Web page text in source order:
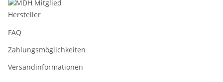
Hersteller
FAQ
Zahlungsmöglichkeiten
Versandinformationen